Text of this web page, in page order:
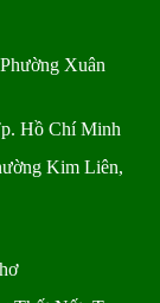
Xuân
Hồ Chí Minh
Kim Liên,